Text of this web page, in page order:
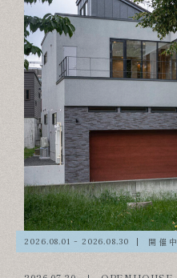
2026.08.01 - 2026.08.30 開催中